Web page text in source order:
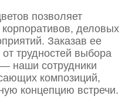
позволяет
деловых
Заказав ее
трудностей выбора
наши сотрудники
композиций,
концепцию встречи.